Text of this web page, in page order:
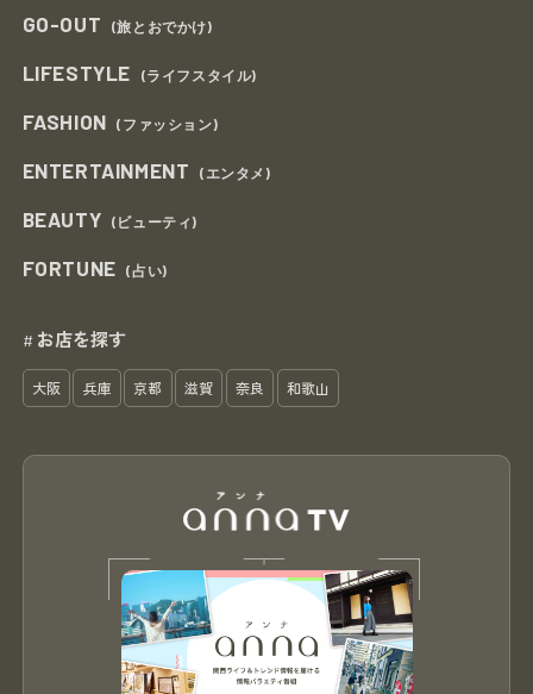
GO-OUT (旅とおでかけ)
LIFESTYLE (ライフスタイル)
FASHION (ファッション)
ENTERTAINMENT (エンタメ)
BEAUTY (ビューティ)
FORTUNE (占い)
# お店を探す
大阪 兵庫 京都 滋賀 奈良 和歌山